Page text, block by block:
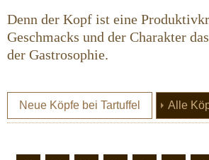
Denn der Kopf ist eine
Geschmacks und der Charakter
der Gastrosophie.
Neue Köpfe bei Tartuffel Alle